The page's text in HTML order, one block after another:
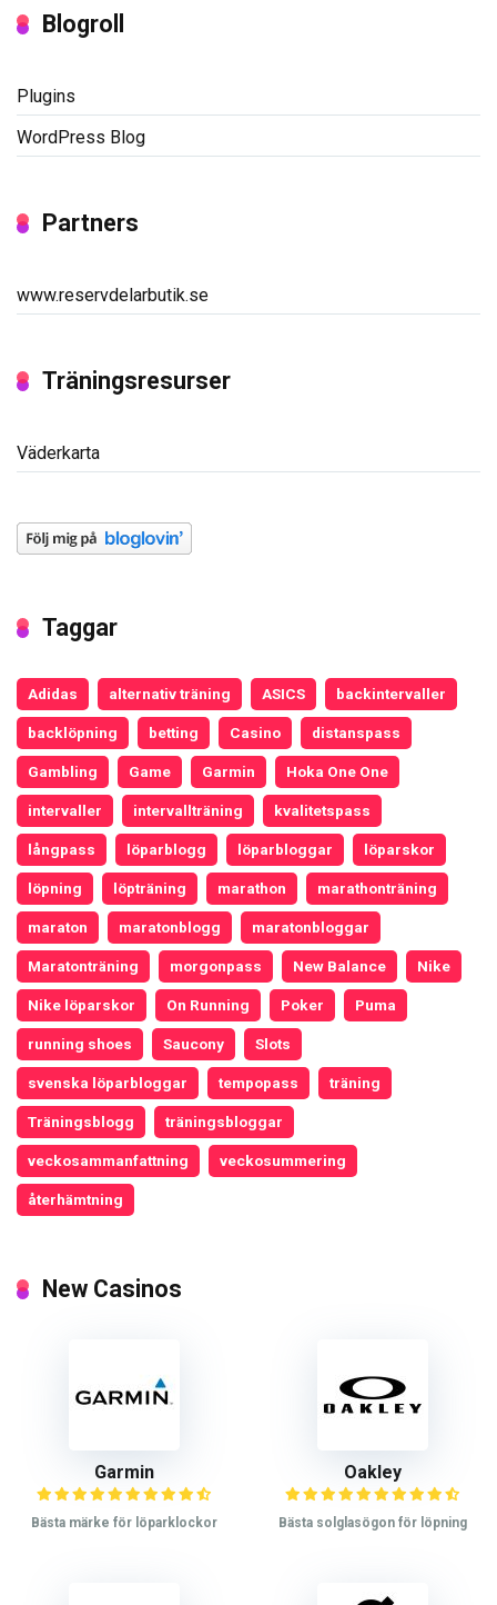
Blogroll
Plugins
WordPress Blog
Partners
www.reservdelarbutik.se
Träningsresurser
Väderkarta
Taggar
Adidas alternativ träning ASICS backintervaller
backlöpning betting Casino distanspass
Gambling Game Garmin Hoka One One
intervaller intervallträning kvalitetspass
långpass löparblogg löparbloggar löparskor
löpning löpträning marathon marathonträning
maraton maratonblogg maratonbloggar
Maratonträning morgonpass New Balance Nike
Nike löparskor On Running Poker Puma
running shoes Saucony Slots
svenska löparbloggar tempopass träning
Träningsblogg träningsbloggar
veckosammanfattning veckosummering
återhämtning
New Casinos
Garmin
Bästa märke för löparklockor
Oakley
Bästa solglasögon för löpning